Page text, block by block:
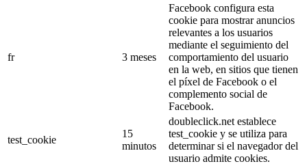
fr 3 meses
Facebook configura esta
cookie para mostrar anuncios
relevantes a los usuarios
mediante el seguimiento del
comportamiento del usuario
en la web, en sitios que tienen
el píxel de Facebook o el
complemento social de
Facebook.
test_cookie
15
minutos
doubleclick.net establece
test_cookie y se utiliza para
determinar si el navegador del
usuario admite cookies.